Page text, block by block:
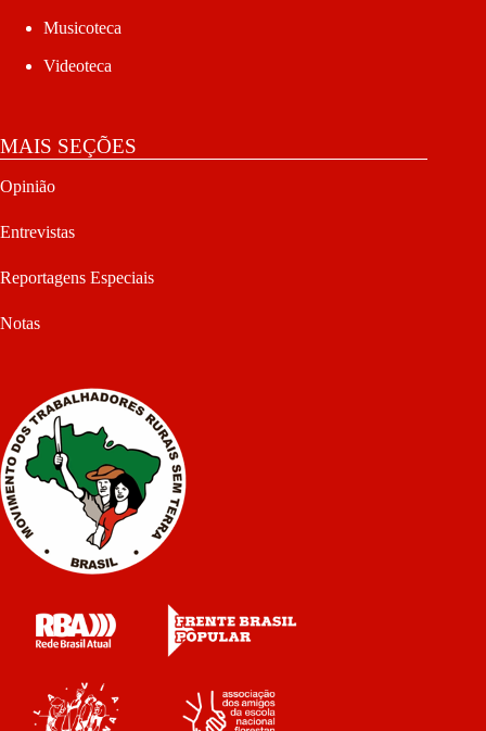
Musicoteca
Videoteca
MAIS SEÇÕES
Opinião
Entrevistas
Reportagens Especiais
Notas